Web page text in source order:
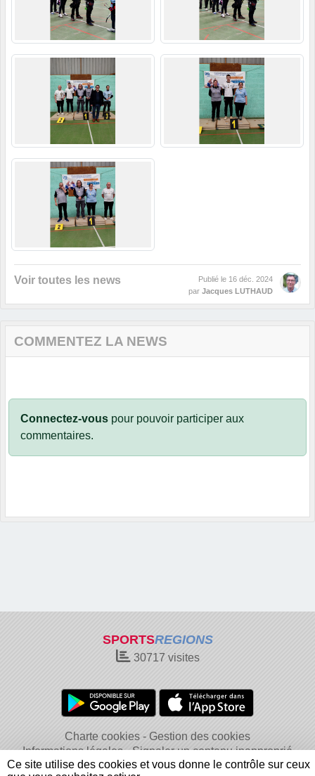
Voir toutes les news Publié le 16 déc. 2024
par Jacques LUTHAUD
COMMENTEZ LA NEWS
Connectez-vous pour pouvoir participer aux
commentaires.
SPORTSREGIONS
30717 visites
Charte cookies
Gestion des cookies
Informations légales
Signaler un contenu inapproprié
Ce site utilise des cookies et vous donne le contrôle sur ceux